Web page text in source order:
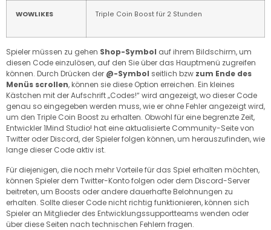
WOWLIKES Triple Coin Boost für 2 Stunden
Spieler müssen zu gehen Shop-Symbol auf ihrem Bildschirm, um
diesen Code einzulösen, auf den Sie über das Hauptmenü zugreifen
können. Durch Drücken der @-Symbol seitlich bzw zum Ende des
Menüs scrollen, können sie diese Option erreichen. Ein kleines
Kästchen mit der Aufschrift „Codes!“ wird angezeigt, wo dieser Code
genau so eingegeben werden muss, wie er ohne Fehler angezeigt wird,
um den Triple Coin Boost zu erhalten. Obwohl für eine begrenzte Zeit,
Entwickler 1Mind Studio! hat eine aktualisierte Community-Seite von
Twitter oder Discord, der Spieler folgen können, um herauszufinden, wie
lange dieser Code aktiv ist.
Für diejenigen, die noch mehr Vorteile für das Spiel erhalten möchten,
können Spieler dem Twitter-Konto folgen oder dem Discord-Server
beitreten, um Boosts oder andere dauerhafte Belohnungen zu
erhalten. Sollte dieser Code nicht richtig funktionieren, können sich
Spieler an Mitglieder des Entwicklungssupportteams wenden oder
über diese Seiten nach technischen Fehlern fragen.